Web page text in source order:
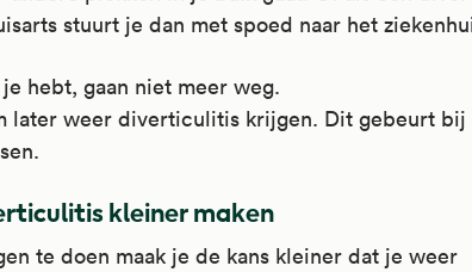
soms ook gebruikt bij pijnlijke, stijve en
(artrose), spierpijn en klachten door griep of
meer informatie opApotheek.nl .
bij koliekpijn, menstruatieklachten, zoals veel
bij de menstruatie, migraine en hoofdpijn. Het
bij artrose (het kraakbeen in uw
spierpijn en klachten door griep of
meer informatie op
verkoudheid.
stuurt je dan met spoed naar het
hebt, gaan niet meer weg.
later weer diverticulitis krijgen. Dit gebeurt bij
kleiner maken
te doen maak je de kans kleiner dat je weer